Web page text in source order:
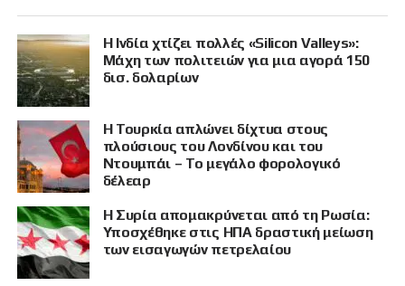
Η Ινδία χτίζει πολλές «Silicon Valleys»:
Μάχη των πολιτειών για μια αγορά 150
δισ. δολαρίων
Η Τουρκία απλώνει δίχτυα στους
πλούσιους του Λονδίνου και του
Ντουμπάι – Το μεγάλο φορολογικό
δέλεαρ
Η Συρία απομακρύνεται από τη Ρωσία:
Υποσχέθηκε στις ΗΠΑ δραστική μείωση
των εισαγωγών πετρελαίου